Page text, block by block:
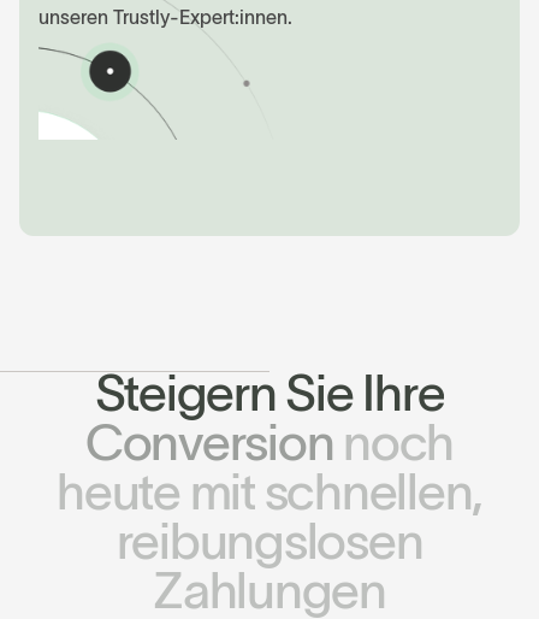
unseren Trustly-Expert:innen.
SteigernSie Ihre
Conversion noch
heute mit schnellen,
reibungslosen
Zahlungen